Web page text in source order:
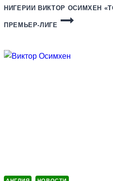
НИГЕРИИ ВИКТОР ОСИМХЕН
ПРЕМЬЕР-ЛИГЕ